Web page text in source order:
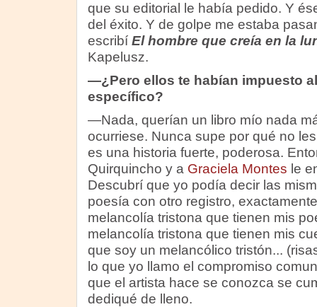
que su editorial le había pedido. Y
del éxito. Y de golpe me estaba
escribí El hombre que creía en la
Kapelusz.
—¿Pero ellos te habían impuesto
específico?
—Nada, querían un libro mío nada
ocurriese. Nunca supe por qué no
es una historia fuerte, poderosa.
Quirquincho y a Graciela Montes le
Descubrí que yo podía decir las
poesía con otro registro,
melancolía tristona que tienen mis
melancolía tristona que tienen mis
que soy un melancólico tristón...
lo que yo llamo el compromiso
que el artista hace se conozca se
dediqué de lleno.